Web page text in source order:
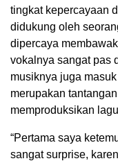
tingkat kepercayaan
didukung oleh
dipercaya
vokalnya sangat pas
musiknya juga
merupakan
memproduksikan
“Pertama saya
sangat surprise,